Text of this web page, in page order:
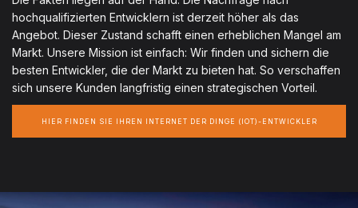
hochqualifizierten Entwicklern ist derzeit höher als das
Angebot. Dieser Zustand schafft einen erheblichen Mangel am
Markt. Unsere Mission ist einfach: Wir finden und sichern die
besten Entwickler, die der Markt zu bieten hat. So verschaffen
sich unsere Kunden langfristig einen strategischen Vorteil.
HIER FINDEN SIE IHREN INTERNET DER DINGE (IOT)-ENTWICKLER